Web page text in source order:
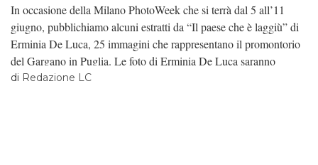
In occasione della Milano PhotoWeek che si terrà dal 5 all’11
giugno, pubblichiamo alcuni estratti da “Il paese che è laggiù” di
Erminia De Luca, 25 immagini che rappresentano il promontorio
del Gargano in Puglia. Le foto di Erminia De Luca saranno
presentate a partire dal 5 giugno alle 17 in via Tortona 20.
di Redazione LC